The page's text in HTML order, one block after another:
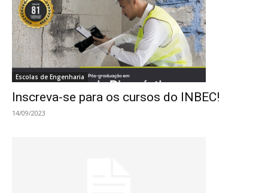
Escolas de Engenharia
Inscreva-se para os cursos do INBEC!
14/09/2023